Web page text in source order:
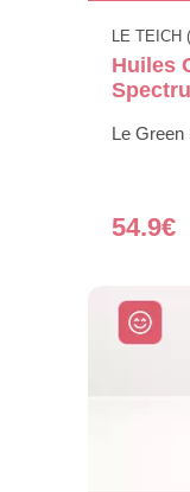
LE TEICH
Huiles
Le Green
54.9€